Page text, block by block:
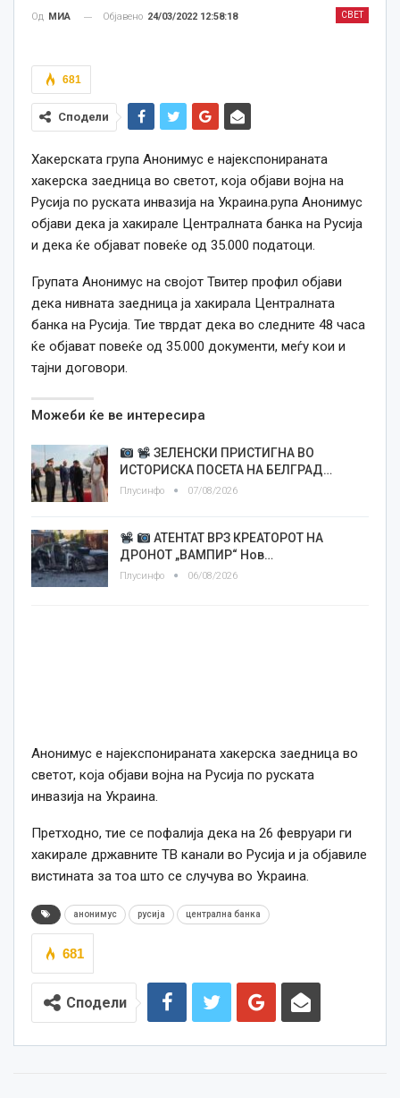
СВЕТ
Од МИА Објавено 24/03/2022 12:58:18
681
Сподели
Хакерската група Анонимус е најекспонираната
хакерска заедница во светот, која објави војна на
Русија по руската инвазија на Украина.рупа Анонимус
објави дека ја хакирале Централната банка на Русија
и дека ќе објават повеќе од 35.000 податоци.
Групата Анонимус на својот Твитер профил објави
дека нивната заедница ја хакирала Централната
банка на Русија. Тие тврдат дека во следните 48 часа
ќе објават повеќе од 35.000 документи, меѓу кои и
тајни договори.
Можеби ќе ве интересира
ЗЕЛЕНСКИ ПРИСТИГНА ВО
ИСТОРИСКА ПОСЕТА НА БЕЛГРАД…
Плусинфо 07/08/2026
АТЕНТАТ ВРЗ КРЕАТОРОТ НА
ДРОНОТ „ВАМПИР“ Нов…
Плусинфо 06/08/2026
Анонимус е најекспонираната хакерска заедница во
светот, која објави војна на Русија по руската
инвазија на Украина.
Претходно, тие се пофалија дека на 26 февруари ги
хакирале државните ТВ канали во Русија и ја објавиле
вистината за тоа што се случува во Украина.
анонимус русија централна банка
681
Сподели